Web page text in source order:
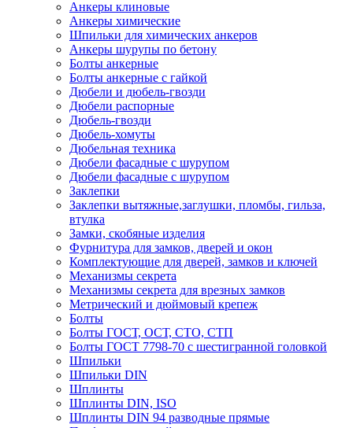
Анкеры клиновые
Анкеры химические
Шпильки для химических анкеров
Анкеры шурупы по бетону
Болты анкерные
Болты анкерные с гайкой
Дюбели и дюбель-гвозди
Дюбели распорные
Дюбель-гвозди
Дюбель-хомуты
Дюбельная техника
Дюбели фасадные с шурупом
Дюбели фасадные с шурупом
Заклепки
Заклепки вытяжные,заглушки, пломбы, гильза,
втулка
Замки, скобяные изделия
Фурнитура для замков, дверей и окон
Комплектующие для дверей, замков и ключей
Механизмы секрета
Механизмы секрета для врезных замков
Метрический и дюймовый крепеж
Болты
Болты ГОСТ, ОСТ, СТО, СТП
Болты ГОСТ 7798-70 с шестигранной головкой
Шпильки
Шпильки DIN
Шплинты
Шплинты DIN, ISO
Шплинты DIN 94 разводные прямые